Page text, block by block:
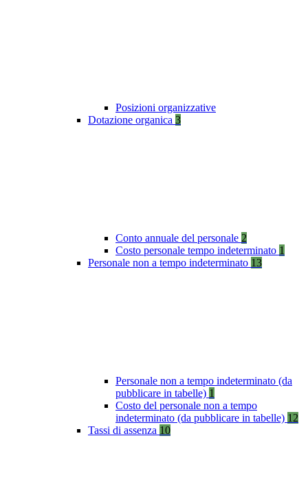
Posizioni organizzative
Dotazione organica 3
Conto annuale del personale 2
Costo personale tempo indeterminato 1
Personale non a tempo indeterminato 13
Personale non a tempo indeterminato (da
pubblicare in tabelle) 1
Costo del personale non a tempo
indeterminato (da pubblicare in tabelle) 12
Tassi di assenza 10